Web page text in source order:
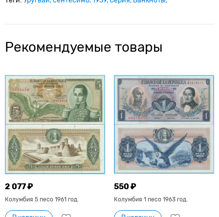
Рекомендуемые товары
2 077 ₽
Колумбия 5 песо 1961 год.
550 ₽
Колумбия 1 песо 1963 год.